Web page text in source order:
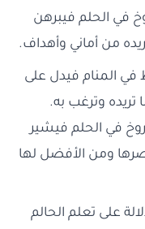
في الحلم فيبرهن
من أماني وأهداف.
المنام فيدل على
وترغب به.
في الحلم فيشير
ومن الأفضل لها
على تعلم الحالم